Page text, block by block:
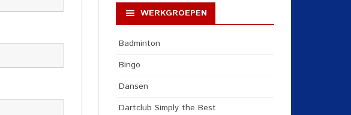
WERKGROEPEN
Badminton
Bingo
Dansen
Dartclub Simply the Best